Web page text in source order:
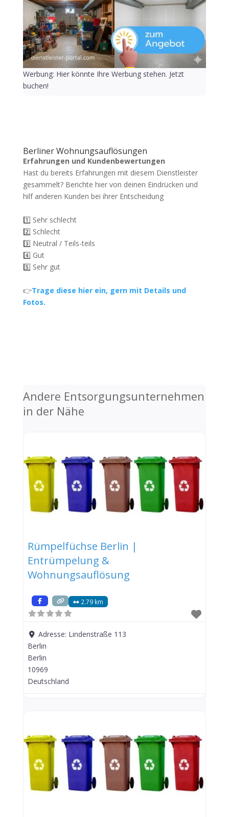
Werbung: Hier könnte Ihre Werbung stehen. Jetzt
buchen!
Berliner Wohnungsauflösungen
Erfahrungen und Kundenbewertungen
Hast du bereits Erfahrungen mit diesem Dienstleister
gesammelt? Berichte hier von deinen Eindrücken und
hilf anderen Kunden bei ihrer Entscheidung
1️⃣ Sehr schlecht
2️⃣ Schlecht
3️⃣ Neutral / Teils-teils
4️⃣ Gut
5️⃣ Sehr gut
👉Trage diese hier ein, gern mit Details und
Fotos.
Andere Entsorgungsunternehmen
in der Nähe
Rümpelfüchse Berlin |
Entrümpelung &
Wohnungsauflösung
2.79 km
Adresse: Lindenstraße 113
Berlin
Berlin
10969
Deutschland